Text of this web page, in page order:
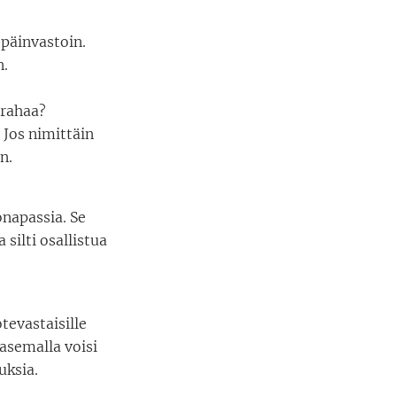
Jos nimittäin
Se
silti osallistua
voisi